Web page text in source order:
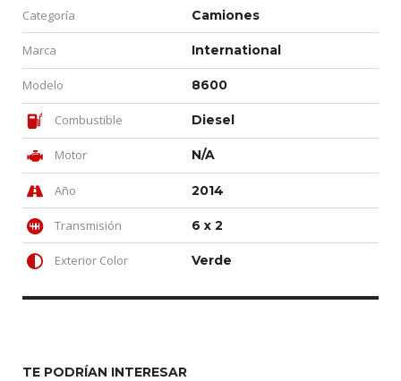
Categoría Camiones
Marca International
Modelo 8600
Combustible Diesel
Motor N/A
Año 2014
Transmisión 6 x 2
Exterior Color Verde
TE PODRÍAN INTERESAR